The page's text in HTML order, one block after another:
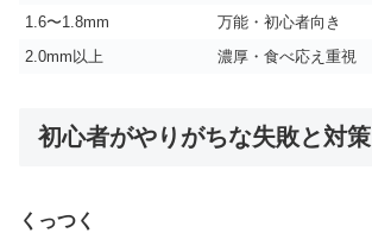
1.6〜1.8mm
万能・初心者向き
2.0mm以上
濃厚・食べ応え重視
初心者がやりがちな失敗と対策
くっつく